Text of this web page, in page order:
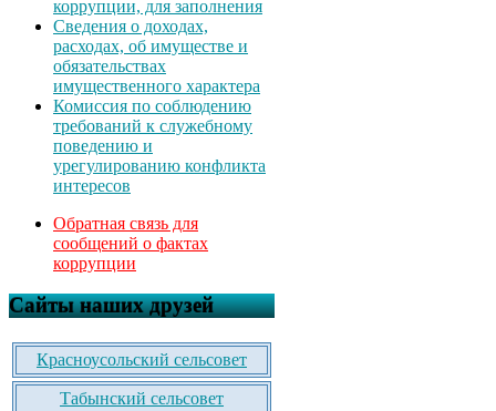
коррупции, для заполнения
Сведения о доходах,
расходах, об имуществе и
обязательствах
имущественного характера
Комиссия по соблюдению
требований к служебному
поведению и
урегулированию конфликта
интересов
Обратная связь для
сообщений о фактах
коррупции
Сайты наших друзей
Красноусольский сельсовет
Табынский сельсовет